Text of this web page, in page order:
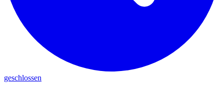
geschlossen